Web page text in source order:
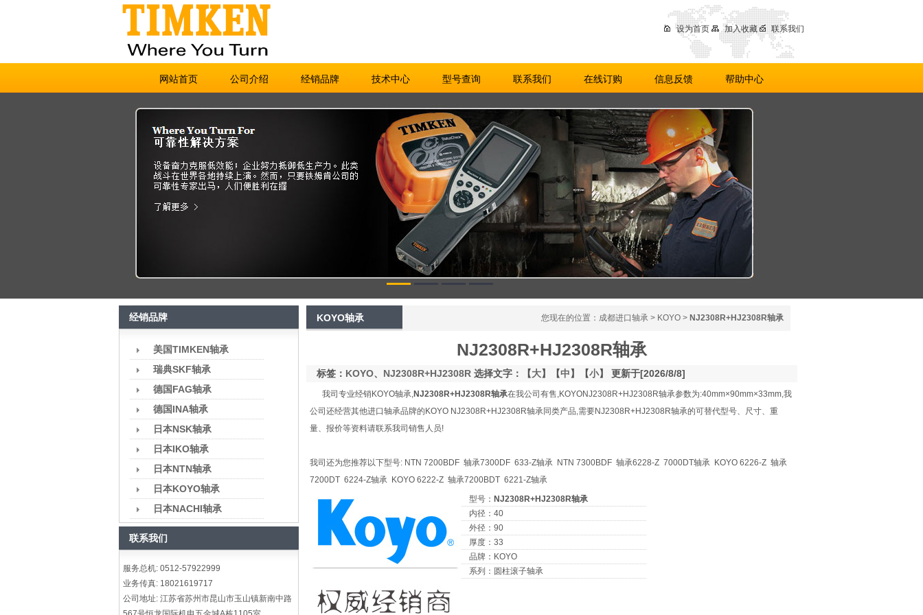
设为首页 加入收藏 联系我们
网站首页 公司介绍 经销品牌 技术中心 型号查询 联系我们 在线订购 信息反馈 帮助中心
经销品牌
美国TIMKEN轴承
瑞典SKF轴承
德国FAG轴承
德国INA轴承
日本NSK轴承
日本IKO轴承
日本NTN轴承
日本KOYO轴承
日本NACHI轴承
联系我们
服务总机: 0512-57922999
业务传真: 18021619717
公司地址: 江苏省苏州市昆山市玉山镇新南中路
KOYO轴承 您现在的位置： 成都进口轴承 > KOYO > NJ2308R+HJ2308R轴承
NJ2308R+HJ2308R轴承
标签： KOYO、 NJ2308R+HJ2308R 选择文字：【大】【中】【小】 更新于[2026/8/8]
我司专业经销KOYO轴承,NJ2308R+HJ2308R轴承在我公司有售,KOYONJ2308R+HJ2308R轴承参数为:40mm×90mm×33mm,我
公司还经营其他进口轴承品牌的KOYO NJ2308R+HJ2308R轴承同类产品,需要NJ2308R+HJ2308R轴承的可替代型号、尺寸、重
量、报价等资料请联系我司销售人员!
我司还为您推荐以下型号: NTN 7200BDF 轴承7300DF 633-Z轴承 NTN 7300BDF 轴承6228-Z 7000DT轴承 KOYO 6226-Z 轴承
7200DT 6224-Z轴承 KOYO 6222-Z 轴承7200BDT 6221-Z轴承
型号： NJ2308R+HJ2308R轴承
内径：40
外径：90
厚度：33
品牌：KOYO
系列：圆柱滚子轴承